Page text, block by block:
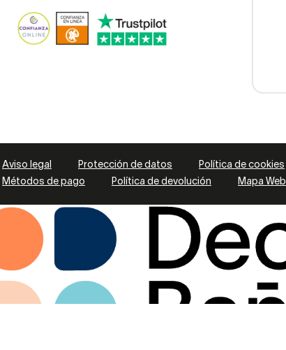
Aviso legal Protección de datos Política de cookies
Métodos de pago
Política de devolución Mapa Web